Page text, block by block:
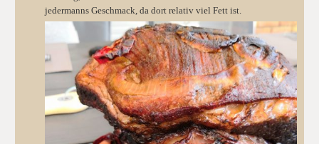
jedermanns Geschmack, da dort relativ viel Fett ist.